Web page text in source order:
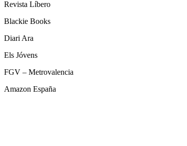
Revista Líbero
Blackie Books
Diari Ara
Els Jóvens
FGV – Metrovalencia
Amazon España